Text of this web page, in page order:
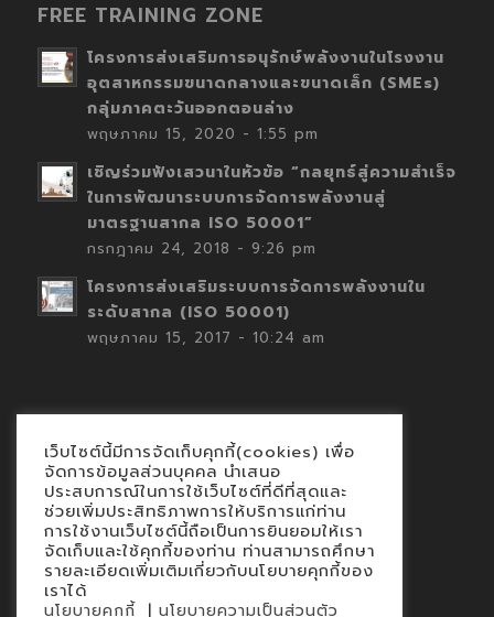
FREE TRAINING ZONE
โครงการส่งเสริมการอนุรักษ์พลังงานในโรงงาน
อุตสาหกรรมขนาดกลางและขนาดเล็ก (SMEs)
กลุ่มภาคตะวันออกตอนล่าง
พฤษภาคม 15, 2020 - 1:55 pm
เชิญร่วมฟังเสวนาในหัวข้อ “กลยุทธ์สู่ความสำเร็จ
ในการพัฒนาระบบการจัดการพลังงานสู่
มาตรฐานสากล ISO 50001”
กรกฎาคม 24, 2018 - 9:26 pm
โครงการส่งเสริมระบบการจัดการพลังงานใน
ระดับสากล (ISO 50001)
พฤษภาคม 15, 2017 - 10:24 am
Contact
นโยบายคุกกี้
นโยบายข้อมูลส่วนบุคคล
เว็บไซต์นี้มีการจัดเก็บคุกกี้(cookies) เพื่อ
จัดการข้อมูลส่วนบุคคล นำเสนอ
ประสบการณ์ในการใช้เว็บไซต์ที่ดีที่สุดและ
ช่วยเพิ่มประสิทธิภาพการให้บริการแก่ท่าน
การใช้งานเว็บไซต์นี้ถือเป็นการยินยอมให้เรา
จัดเก็บและใช้คุกกี้ของท่าน ท่านสามารถศึกษา
รายละเอียดเพิ่มเติมเกี่ยวกับนโยบายคุกกี้ของ
เราได้
นโยบายคุกกี้ | นโยบายความเป็นส่วนตัว